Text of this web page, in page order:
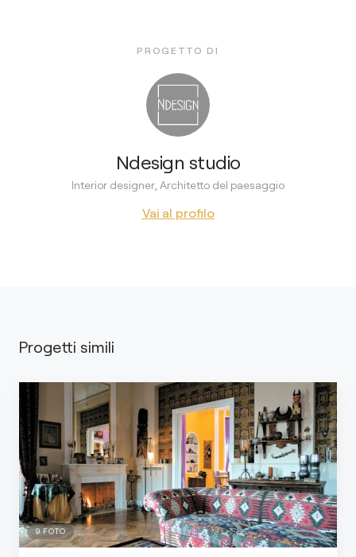
PROGETTO DI
Ndesign studio
Interior designer, Architetto del paesaggio
Vai al profilo
Progetti simili
9 FOTO